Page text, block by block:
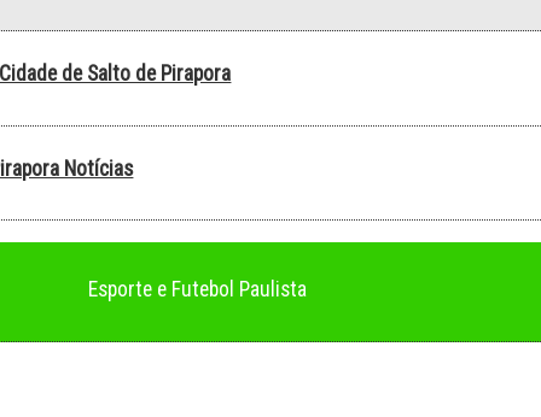
de Salto de Pirapora
Notícias
Esporte e Futebol Paulista